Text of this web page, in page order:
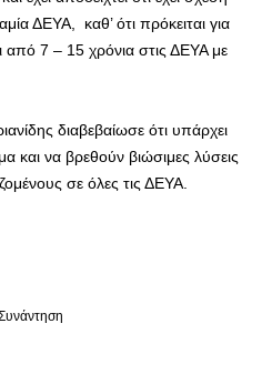
ΔΕΥΑ, καθ’ ότι πρόκειται για
7 – 15 χρόνια στις ΔΕΥΑ με
διαβεβαίωσε ότι υπάρχει
και να βρεθούν βιώσιμες λύσεις
σε όλες τις ΔΕΥΑ.